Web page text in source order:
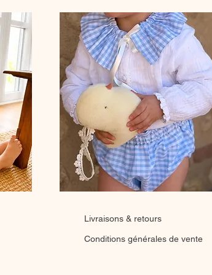
Livraisons & retours
Conditions générales de vente